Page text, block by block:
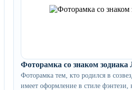
Фоторамка со знаком зодиака
Фоторамка тем, кто родился в
имеет оформление в стиле фэнтези,